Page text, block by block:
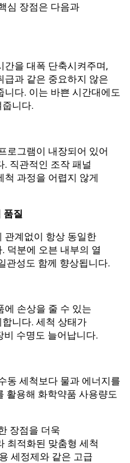
심 장점은 다음과
간을 대폭 단축시켜주며,
급과 같은 중요하지 않은
니다. 이는 바쁜 시간대에도
니다.
로그램이 내장되어 있어
. 직관적인 조작 패널
척 과정을 어렵지 않게
품질
관계없이 항상 동일한
덕분에 오븐 내부의 열
관성도 함께 향상됩니다.
에 손상을 줄 수 있는
니다. 세척 상태가
비 수명도 늘어납니다.
동 세척보다 물과 에너지를
활용해 화학약품 사용량도
장점을 더욱
최적화된 맞춤형 세척
세정제와 같은 고급